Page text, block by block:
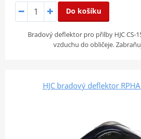
Do košíku
Bradový deflektor pro přilby HJC CS-
vzduchu do obličeje.
HJC bradový deflektor